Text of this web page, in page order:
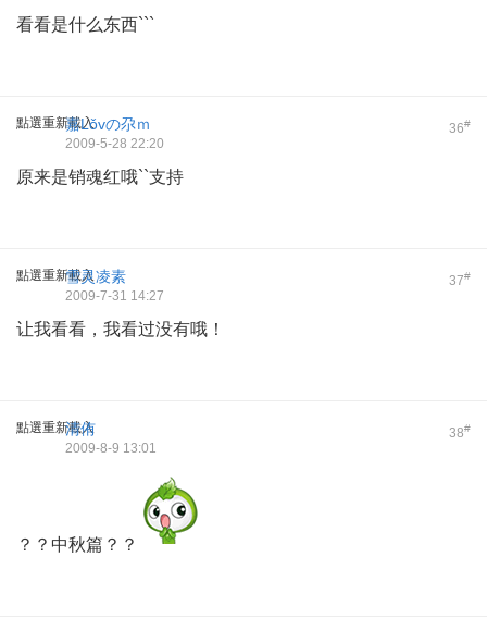
看看是什么东西```
點選重新載入 36#
嘉Lǒvの尕ｍ
2009-5-28 22:20
原来是销魂红哦``支持
點選重新載入 37#
雪灵凌素
2009-7-31 14:27
让我看看，我看过没有哦！
點選重新載入 38#
清侑
2009-8-9 13:01
？？中秋篇？？